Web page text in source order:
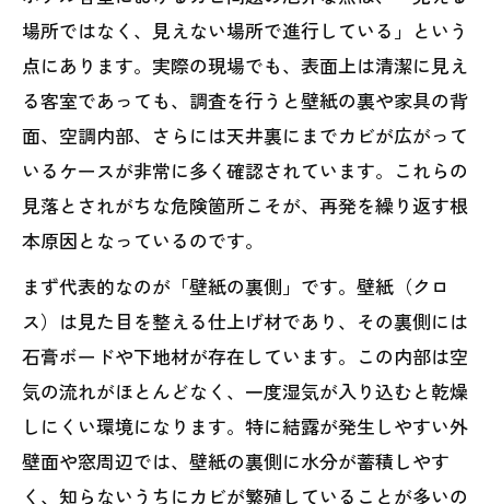
場所ではなく、見えない場所で進行している」という
点にあります。実際の現場でも、表面上は清潔に見え
る客室であっても、調査を行うと壁紙の裏や家具の背
面、空調内部、さらには天井裏にまでカビが広がって
いるケースが非常に多く確認されています。これらの
見落とされがちな危険箇所こそが、再発を繰り返す根
本原因となっているのです。
まず代表的なのが「壁紙の裏側」です。壁紙（クロ
ス）は見た目を整える仕上げ材であり、その裏側には
石膏ボードや下地材が存在しています。この内部は空
気の流れがほとんどなく、一度湿気が入り込むと乾燥
しにくい環境になります。特に結露が発生しやすい外
壁面や窓周辺では、壁紙の裏側に水分が蓄積しやす
く、知らないうちにカビが繁殖していることが多いの